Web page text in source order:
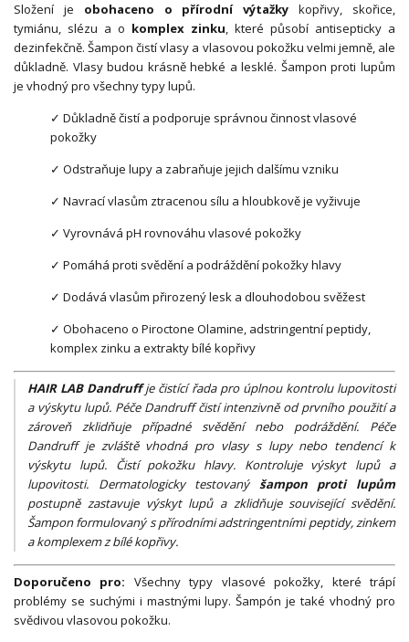
Složení je obohaceno o přírodní výtažky kopřivy, skořice,
tymiánu, slézu a o komplex zinku, které působí antisepticky a
dezinfekčně. Šampon čistí vlasy a vlasovou pokožku velmi jemně, ale
důkladně. Vlasy budou krásně hebké a lesklé. Šampon proti lupům
je vhodný pro všechny typy lupů.
✓ Důkladně čistí a podporuje správnou činnost vlasové
pokožky
✓ Odstraňuje lupy a zabraňuje jejich dalšímu vzniku
✓ Navrací vlasům ztracenou sílu a hloubkově je vyživuje
✓ Vyrovnává pH rovnováhu vlasové pokožky
✓ Pomáhá proti svědění a podráždění pokožky hlavy
✓ Dodává vlasům přirozený lesk a dlouhodobou svěžest
✓ Obohaceno o Piroctone Olamine, adstringentní peptidy,
komplex zinku a extrakty bílé kopřivy
HAIR LAB Dandruffje čistící řada pro úplnou kontrolu lupovitosti
a výskytu lupů. Péče Dandruff čistí intenzivně od prvního použití a
zároveň zklidňuje případné svědění nebo podráždění. Péče
Dandruff je zvláště vhodná pro vlasy s lupy nebo tendencí k
výskytu lupů. Čistí pokožku hlavy. Kontroluje výskyt lupů a
lupovitosti. Dermatologicky testovaný šampon proti lupům
postupně zastavuje výskyt lupů a zklidňuje související svědění.
Šampon formulovaný s přírodními adstringentními peptidy, zinkem
a komplexem z bílé kopřivy.
Doporučeno pro: Všechny typy vlasové pokožky, které trápí
problémy se suchými i mastnými lupy. Šampón je také vhodný pro
svědivou vlasovou pokožku.